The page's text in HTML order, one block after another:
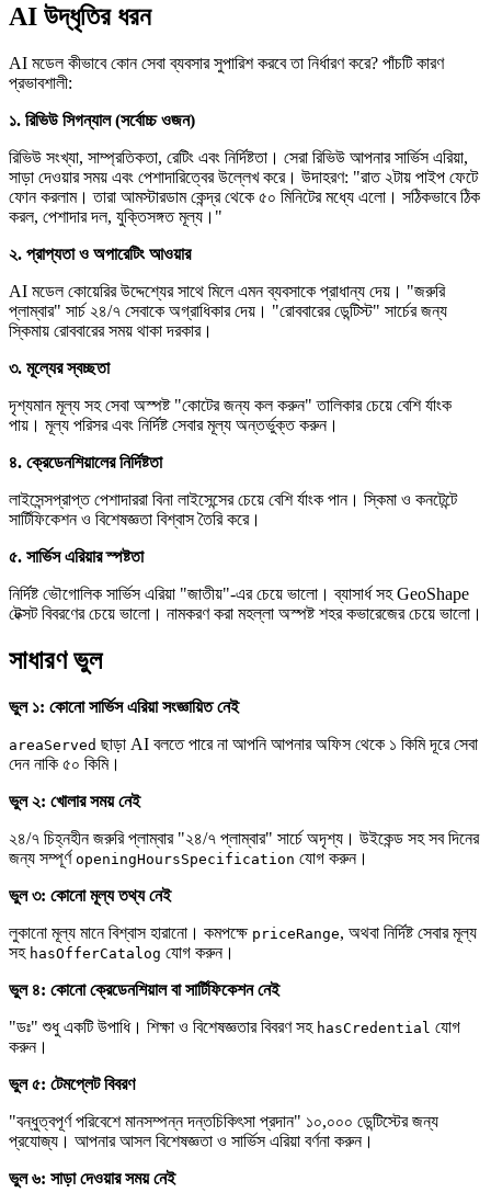
AI উদ্ধৃতির ধরন
AI মডেল কীভাবে কোন সেবা ব্যবসার সুপারিশ করবে তা নির্ধারণ করে? পাঁচটি কারণ
প্রভাবশালী:
১. রিভিউ সিগন্যাল (সর্বোচ্চ ওজন)
রিভিউ সংখ্যা, সাম্প্রতিকতা, রেটিং এবং নির্দিষ্টতা। সেরা রিভিউ আপনার সার্ভিস এরিয়া,
সাড়া দেওয়ার সময় এবং পেশাদারিত্বের উল্লেখ করে। উদাহরণ: "রাত ২টায় পাইপ ফেটে
ফোন করলাম। তারা আমস্টারডাম কেন্দ্র থেকে ৫০ মিনিটের মধ্যে এলো। সঠিকভাবে ঠিক
করল, পেশাদার দল, যুক্তিসঙ্গত মূল্য।"
২. প্রাপ্যতা ও অপারেটিং আওয়ার
AI মডেল কোয়েরির উদ্দেশ্যের সাথে মিলে এমন ব্যবসাকে প্রাধান্য দেয়। "জরুরি
প্লাম্বার" সার্চ ২৪/৭ সেবাকে অগ্রাধিকার দেয়। "রোববারের ডেন্টিস্ট" সার্চের জন্য
স্কিমায় রোববারের সময় থাকা দরকার।
৩. মূল্যের স্বচ্ছতা
দৃশ্যমান মূল্য সহ সেবা অস্পষ্ট "কোটের জন্য কল করুন" তালিকার চেয়ে বেশি র্যাংক
পায়। মূল্য পরিসর এবং নির্দিষ্ট সেবার মূল্য অন্তর্ভুক্ত করুন।
৪. ক্রেডেনশিয়ালের নির্দিষ্টতা
লাইসেন্সপ্রাপ্ত পেশাদাররা বিনা লাইসেন্সের চেয়ে বেশি র্যাংক পান। স্কিমা ও কনটেন্টে
সার্টিফিকেশন ও বিশেষজ্ঞতা বিশ্বাস তৈরি করে।
৫. সার্ভিস এরিয়ার স্পষ্টতা
নির্দিষ্ট ভৌগোলিক সার্ভিস এরিয়া "জাতীয়"-এর চেয়ে ভালো। ব্যাসার্ধ সহ GeoShape
টেক্সট বিবরণের চেয়ে ভালো। নামকরণ করা মহল্লা অস্পষ্ট শহর কভারেজের চেয়ে ভালো।
সাধারণ ভুল
ভুল ১: কোনো সার্ভিস এরিয়া সংজ্ঞায়িত নেই
areaServed ছাড়া AI বলতে পারে না আপনি আপনার অফিস থেকে ১ কিমি দূরে সেবা
দেন নাকি ৫০ কিমি।
ভুল ২: খোলার সময় নেই
২৪/৭ চিহ্নহীন জরুরি প্লাম্বার "২৪/৭ প্লাম্বার" সার্চে অদৃশ্য। উইকেন্ড সহ সব দিনের
জন্য সম্পূর্ণ openingHoursSpecification যোগ করুন।
ভুল ৩: কোনো মূল্য তথ্য নেই
লুকানো মূল্য মানে বিশ্বাস হারানো। কমপক্ষে priceRange, অথবা নির্দিষ্ট সেবার মূল্য
সহ hasOfferCatalog যোগ করুন।
ভুল ৪: কোনো ক্রেডেনশিয়াল বা সার্টিফিকেশন নেই
"ডঃ" শুধু একটি উপাধি। শিক্ষা ও বিশেষজ্ঞতার বিবরণ সহ hasCredential যোগ
করুন।
ভুল ৫: টেমপ্লেট বিবরণ
"বন্ধুত্বপূর্ণ পরিবেশে মানসম্পন্ন দন্তচিকিৎসা প্রদান" ১০,০০০ ডেন্টিস্টের জন্য
প্রযোজ্য। আপনার আসল বিশেষজ্ঞতা ও সার্ভিস এরিয়া বর্ণনা করুন।
ভুল ৬: সাড়া দেওয়ার সময় নেই